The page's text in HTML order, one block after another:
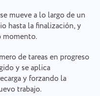
mueve a lo largo de un
hasta la finalización, y
momento.
de tareas en progreso
y se aplica
y forzando la
trabajo.